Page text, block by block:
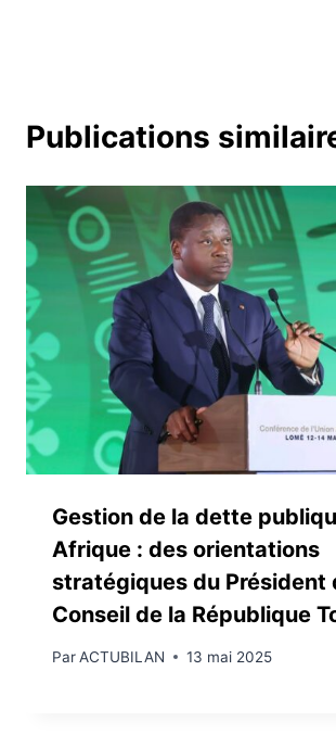
Publications
Gestion de la dette
Afrique : des orientations
stratégiques du Président
Conseil de la République
ParACTUBILAN 13 mai 2025